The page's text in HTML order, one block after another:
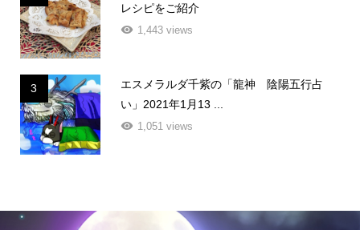
レシピをご紹介
1,443 views
3
エスメラルダ千紫の「龍神 陰陽五行占
い」2021年1月13 ...
1,051 views